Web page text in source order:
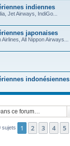
indiennes
Jet Airways, IndiGo...
japonaises
All Nippon Airways...
indonésiennes
sujets 1 2 3 4 5